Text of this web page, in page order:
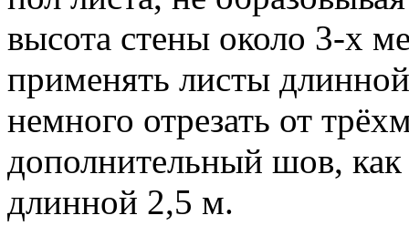
высота стены около 3-х
применять листы
немного отрезать от
дополнительный шов,
длинной 2,5 м.